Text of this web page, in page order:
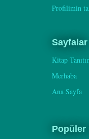
Profilimin
Sayfalar
Kitap
Merhaba
Ana Sayfa
Popüler